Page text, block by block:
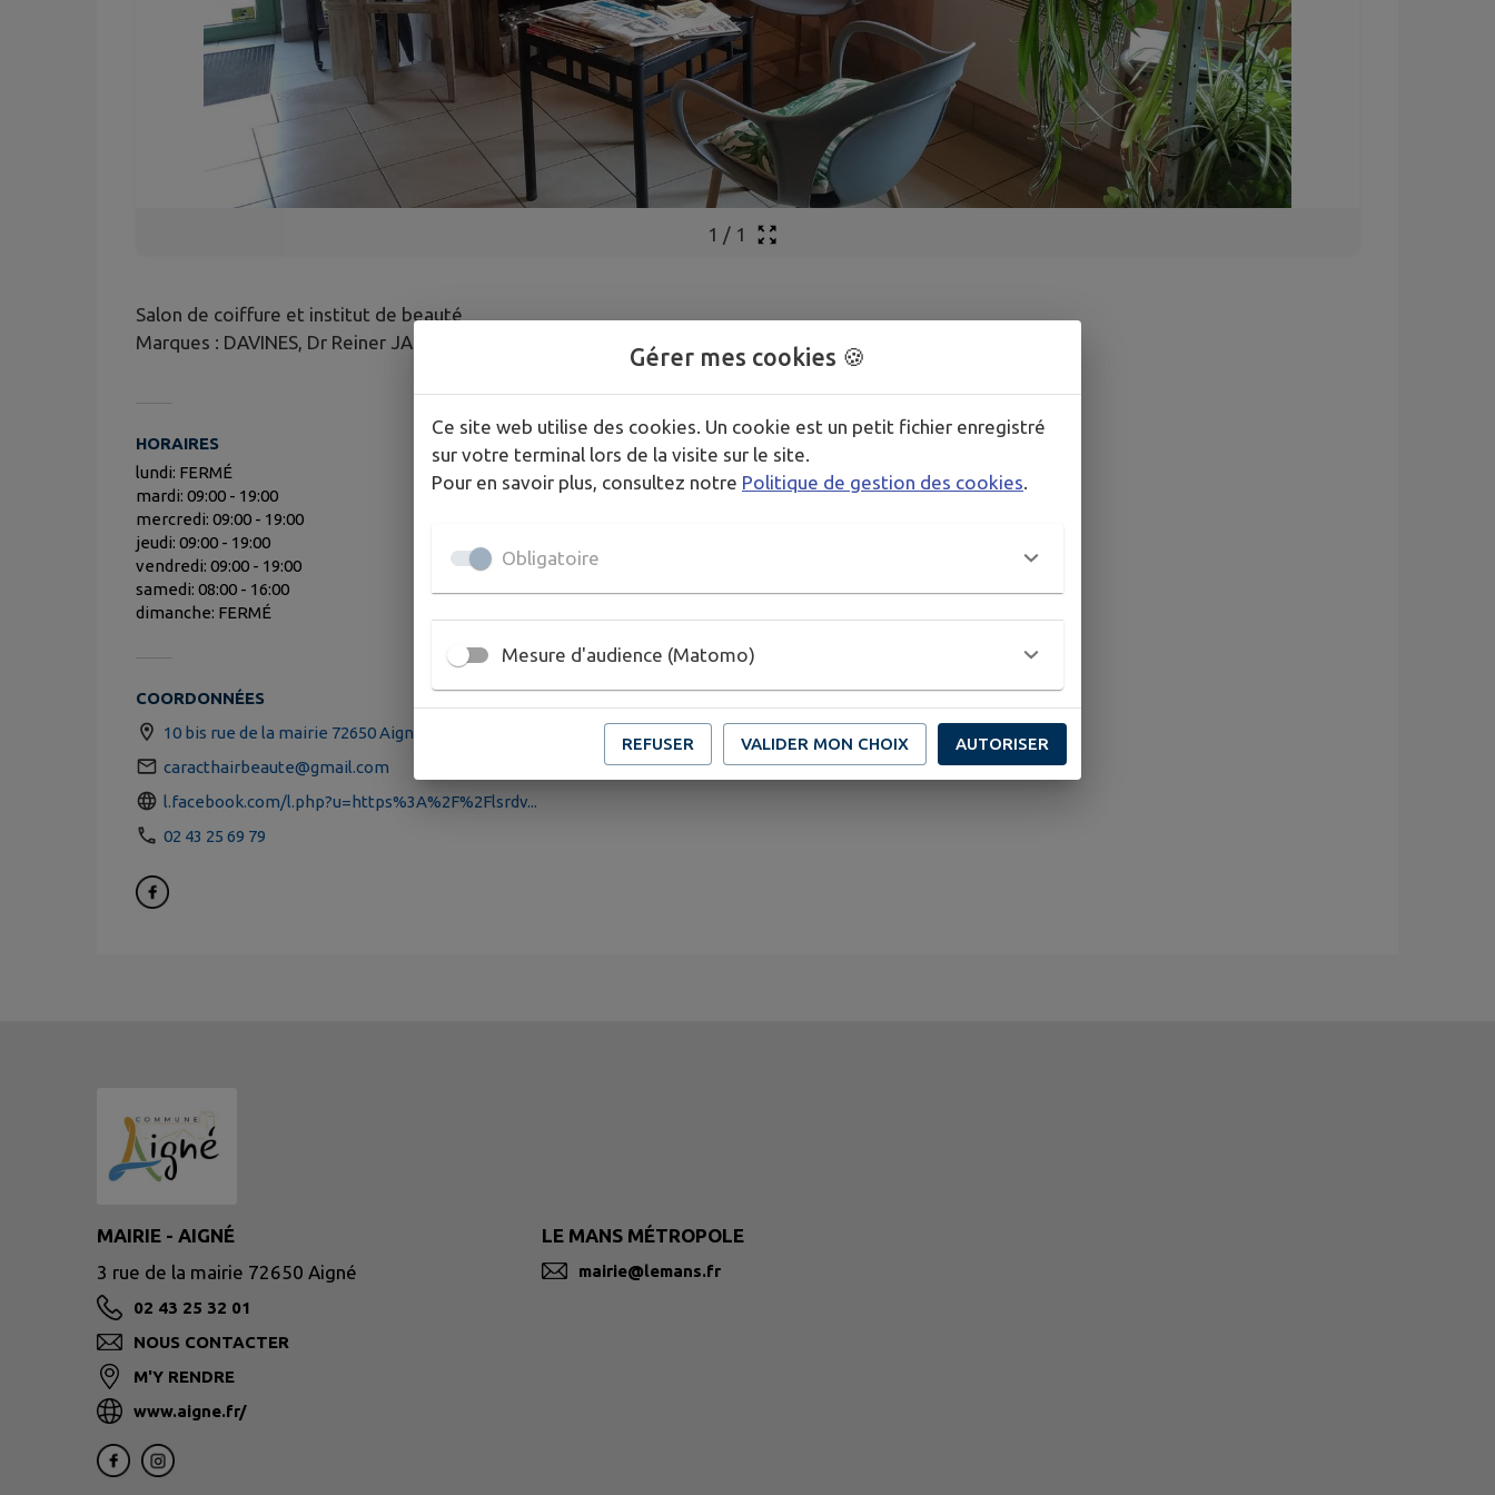
1 / 1
Salon de coiffure et institut de beauté
Marques : DAVINES, Dr Reiner JANKA, Bio Sculpture Gel
HORAIRES
lundi: FERMÉ
mardi: 09:00 - 19:00
mercredi: 09:00 - 19:00
jeudi: 09:00 - 19:00
vendredi: 09:00 - 19:00
samedi: 08:00 - 16:00
dimanche: FERMÉ
COORDONNÉES
10 bis rue de la mairie 72650 Aigné
caracthairbeaute@gmail.com
l.facebook.com/l.php?u=https%3A%2F%2Flsrdv...
02 43 25 69 79
MAIRIE - AIGNÉ
3 rue de la mairie 72650 Aigné
02 43 25 32 01
NOUS CONTACTER
M'Y RENDRE
www.aigne.fr/
LE MANS MÉTROPOLE
mairie@lemans.fr
Gérer mes cookies 🍪
Ce site web utilise des cookies. Un cookie est un petit fichier enregistré
sur votre terminal lors de la visite sur le site.
Pour en savoir plus, consultez notre Politique de gestion des cookies
Obligatoire
Mesure d'audience (Matomo)
REFUSER VALIDER MON CHOIX AUTORISER